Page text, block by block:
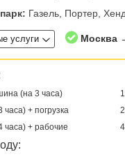
Газель, Портер,
услуги Москва
(на 3 часа)
+ погрузка
+ рабочие